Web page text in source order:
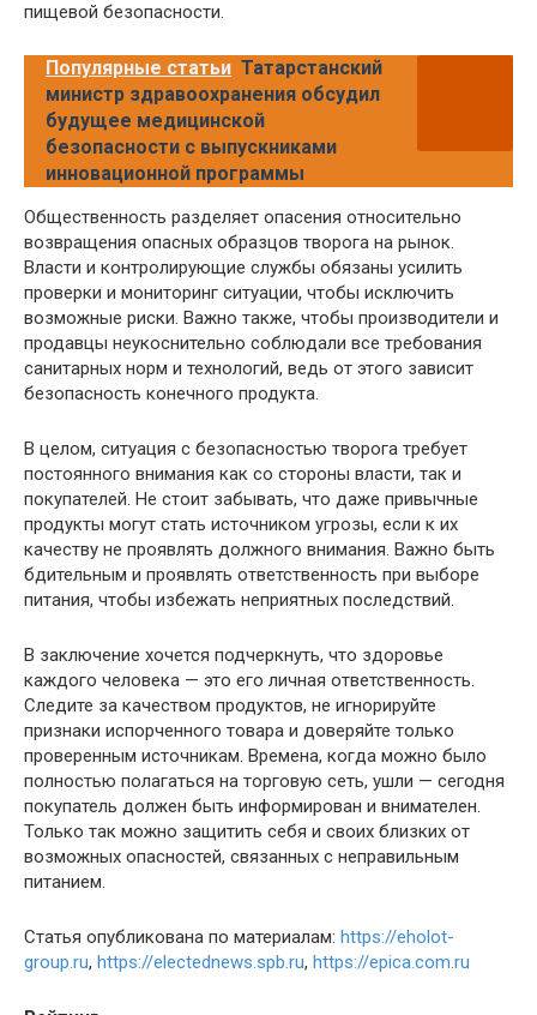
пищевой безопасности.
Популярные статьи Татарстанский
министр здравоохранения обсудил
будущее медицинской
безопасности с выпускниками
инновационной программы
Общественность разделяет опасения относительно
возвращения опасных образцов творога на рынок.
Власти и контролирующие службы обязаны усилить
проверки и мониторинг ситуации, чтобы исключить
возможные риски. Важно также, чтобы производители и
продавцы неукоснительно соблюдали все требования
санитарных норм и технологий, ведь от этого зависит
безопасность конечного продукта.
В целом, ситуация с безопасностью творога требует
постоянного внимания как со стороны власти, так и
покупателей. Не стоит забывать, что даже привычные
продукты могут стать источником угрозы, если к их
качеству не проявлять должного внимания. Важно быть
бдительным и проявлять ответственность при выборе
питания, чтобы избежать неприятных последствий.
В заключение хочется подчеркнуть, что здоровье
каждого человека — это его личная ответственность.
Следите за качеством продуктов, не игнорируйте
признаки испорченного товара и доверяйте только
проверенным источникам. Времена, когда можно было
полностью полагаться на торговую сеть, ушли — сегодня
покупатель должен быть информирован и внимателен.
Только так можно защитить себя и своих близких от
возможных опасностей, связанных с неправильным
питанием.
Статья опубликована по материалам: https://eholot-
group.ru, https://electednews.spb.ru, https://epica.com.ru